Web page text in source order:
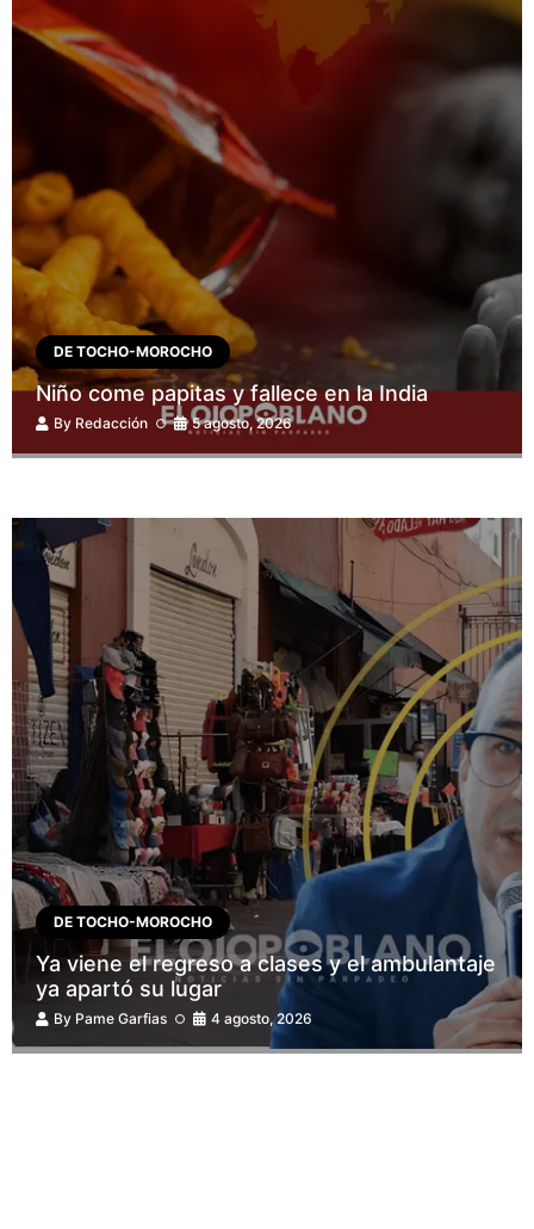
DE TOCHO-MOROCHO
Niño come papitas y fallece en la India
By Redacción 5 agosto, 2026
DE TOCHO-MOROCHO
Ya viene el regreso a clases y el ambulantaje
ya apartó su lugar
By Pame Garfias 4 agosto, 2026